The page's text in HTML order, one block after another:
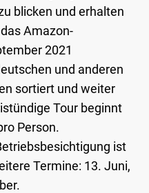
blicken und erhalten
Amazon-
2021
und anderen
sortiert und weiter
Tour beginnt
Person.
ist
Termine: 13. Juni,